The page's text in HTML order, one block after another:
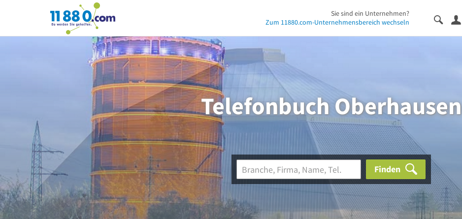
11880.com
Sie sind ein Unternehmen?
Zum 11880.com-Unternehmensbereich wechseln
Telefonbuch Oberhausen
Finden